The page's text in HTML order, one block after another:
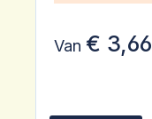
Van € 3,66